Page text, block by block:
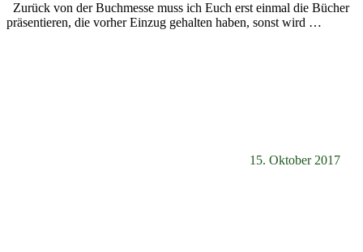
Zurück von der Buchmesse muss ich Euch erst einmal die Bücher
präsentieren, die vorher Einzug gehalten haben, sonst wird …
15. Oktober 2017